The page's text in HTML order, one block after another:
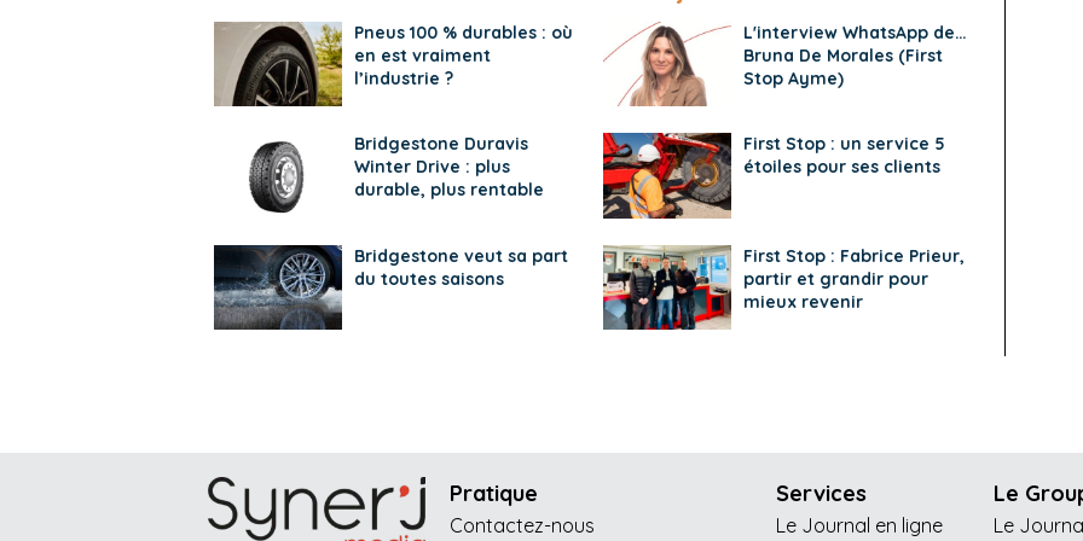
Pneus 100 % durables : où
en est vraiment
l’industrie ?
L'interview WhatsApp de…
Bruna De Morales (First
Stop Ayme)
Bridgestone Duravis
Winter Drive : plus
durable, plus rentable
First Stop : un service 5
étoiles pour ses clients
Bridgestone veut sa part
du toutes saisons
First Stop : Fabrice Prieur,
partir et grandir pour
mieux revenir
Pratique
Contactez-nous
Services
Le Journal en ligne
Le
Le